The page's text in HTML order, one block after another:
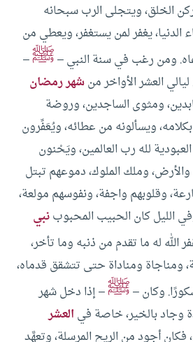
الخلق، ويتجلى الرب سبحانه
الدنيا، يغفر لمن يستغفر، ويعطي من
ومن رغب في سنة النبي –ﷺ–
العشر الأواخر منشهر رمضان
ومثوى الساجدين، وروضة
ويسألونه من عطائه، ويُعَفِّرون
لله رب العالمين، ويَحْنون
وملك الملوك، دموعهم تبتل
وقلوبهم واجفة، ونفوسهم مولعة،
الليل كان الحبيب المحبوبنبي
الله له ما تقدم من ذنبه وما تأخر،
ومناداة حتى تتشقق قدماه،
وكان –ﷺ– إذا دخل شهر
وجاد بالخير، خاصة في العشر
فكان أجود من الريح المرسلة، وتعهَّد